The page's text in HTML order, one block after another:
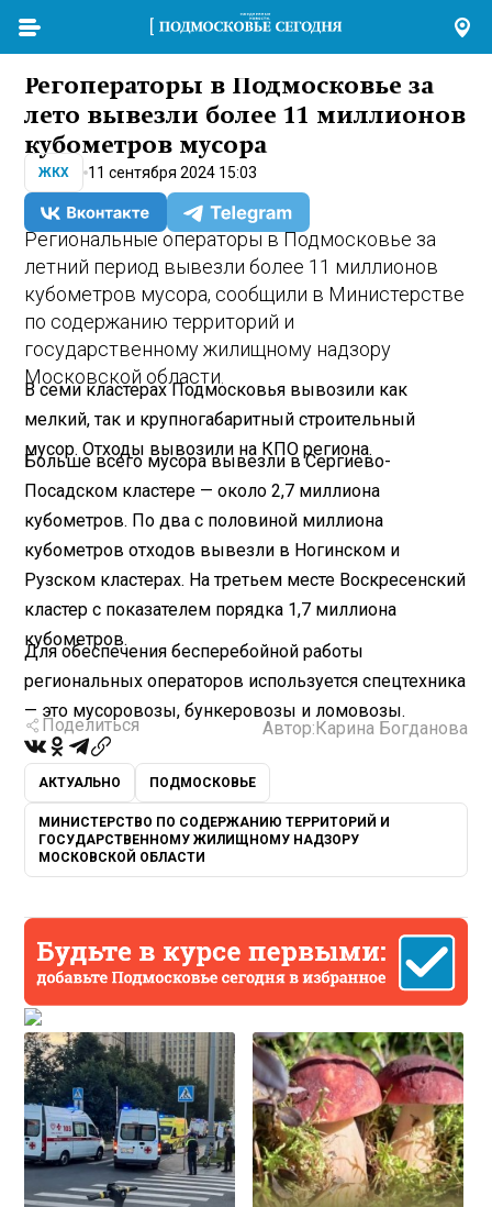
Регоператоры в Подмосковье за
лето вывезли более 11 миллионов
кубометров мусора
ЖКХ 11 сентября 2024 15:03
Региональные операторы в Подмосковье за
летний период вывезли более 11 миллионов
кубометров мусора, сообщили в Министерстве
по содержанию территорий и
государственному жилищному надзору
Московской области.
В семи кластерах Подмосковья вывозили как
мелкий, так и крупногабаритный строительный
мусор. Отходы вывозили на КПО региона.
Больше всего мусора вывезли в Сергиево-
Посадском кластере — около 2,7 миллиона
кубометров. По два с половиной миллиона
кубометров отходов вывезли в Ногинском и
Рузском кластерах. На третьем месте Воскресенский
кластер с показателем порядка 1,7 миллиона
кубометров.
Для обеспечения бесперебойной работы
региональных операторов используется спецтехника
— это мусоровозы, бункеровозы и ломовозы.
Поделиться Автор: Карина Богданова
АКТУАЛЬНО ПОДМОСКОВЬЕ
МИНИСТЕРСТВО ПО СОДЕРЖАНИЮ ТЕРРИТОРИЙ И
ГОСУДАРСТВЕННОМУ ЖИЛИЩНОМУ НАДЗОРУ
МОСКОВСКОЙ ОБЛАСТИ